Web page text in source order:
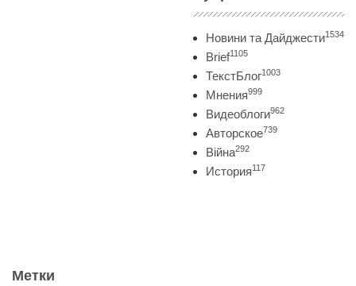
Новини та Дайджести1534
Brief1105
ТекстБлог1003
Мнения999
Видеоблоги962
Авторское739
Війна292
История117
Метки